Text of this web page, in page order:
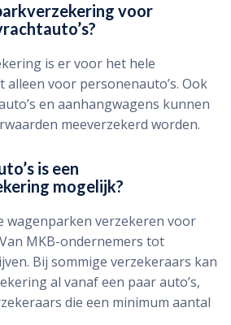
voor
is er voor het hele
alleen voor personenauto’s. Ook
en aanhangwagens kunnen
meeverzekerd worden.
is een
mogelijk?
wagenparken verzekeren voor
MKB-ondernemers tot
Bij sommige verzekeraars kan
al vanaf een paar auto’s,
die een minimum aantal